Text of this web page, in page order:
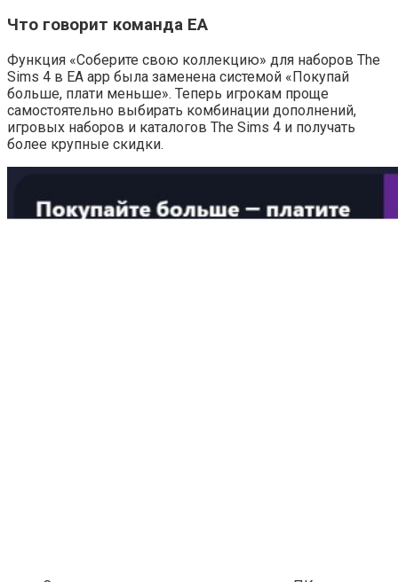
Что говорит команда EA
Функция «Соберите свою коллекцию» для наборов The
Sims 4 в EA app была заменена системой «Покупай
больше, плати меньше». Теперь игрокам проще
самостоятельно выбирать комбинации дополнений,
игровых наборов и каталогов The Sims 4 и получать
более крупные скидки.